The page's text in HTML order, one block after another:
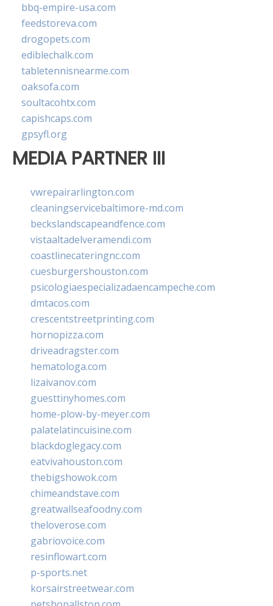
bbq-empire-usa.com
feedstoreva.com
drogopets.com
ediblechalk.com
tabletennisnearme.com
oaksofa.com
soultacohtx.com
capishcaps.com
gpsyfl.org
MEDIA PARTNER III
vwrepairarlington.com
cleaningservicebaltimore-md.com
beckslandscapeandfence.com
vistaaltadelveramendi.com
coastlinecateringnc.com
cuesburgershouston.com
psicologiaespecializadaencampeche.com
dmtacos.com
crescentstreetprinting.com
hornopizza.com
driveadragster.com
hematologa.com
lizaivanov.com
guesttinyhomes.com
home-plow-by-meyer.com
palatelatincuisine.com
blackdoglegacy.com
eatvivahouston.com
thebigshowok.com
chimeandstave.com
greatwallseafoodny.com
theloverose.com
gabriovoice.com
resinflowart.com
p-sports.net
korsairstreetwear.com